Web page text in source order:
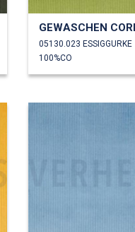
05130.023 ESSIGGURKE
100%CO